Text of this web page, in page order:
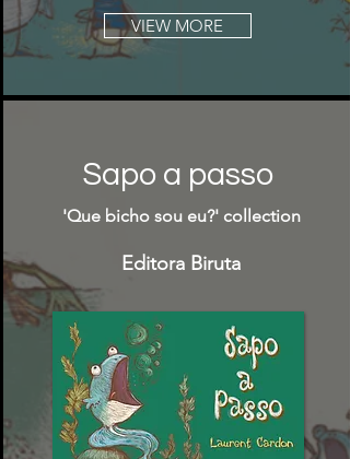
VIEW MORE
Sapo a passo
'Que bicho sou eu?' collection
Editora Biruta